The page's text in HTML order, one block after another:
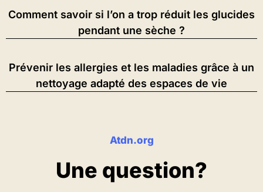
Comment savoir si l’on a trop réduit les glucides
pendant une sèche ?
Prévenir les allergies et les maladies grâce à un
nettoyage adapté des espaces de vie
Atdn.org
Une question?